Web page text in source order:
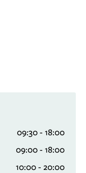
bij YourFACE
mooier maar
advies:
09:30 - 18:00
09:00 - 18:00
10:00 - 20:00